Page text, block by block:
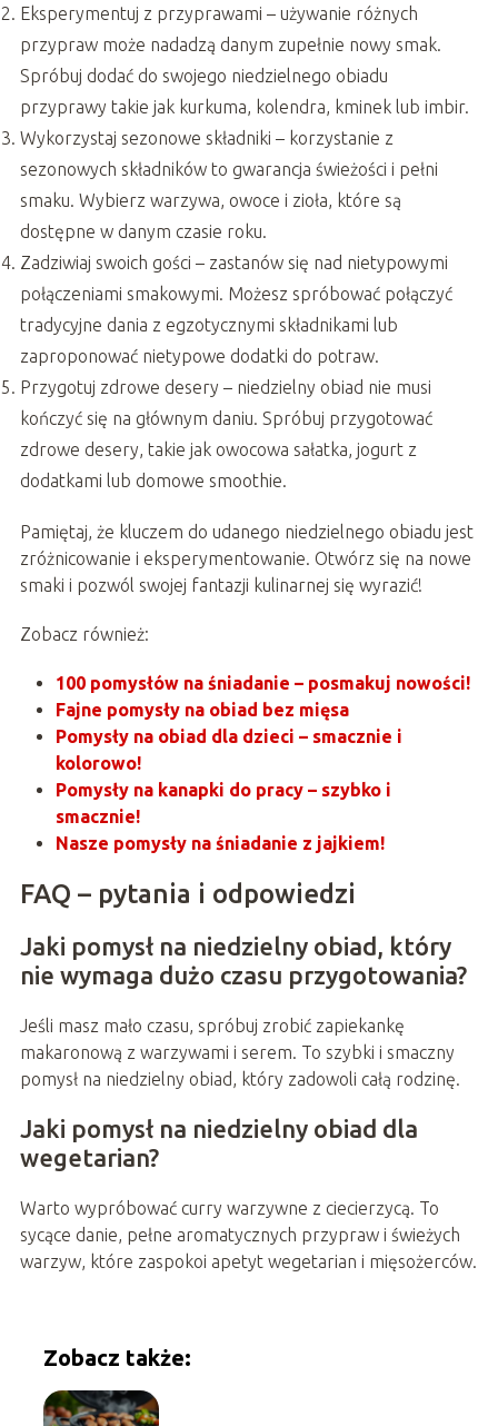
Eksperymentuj z przyprawami – używanie różnych
przypraw może nadadzą danym zupełnie nowy smak.
Spróbuj dodać do swojego niedzielnego obiadu
przyprawy takie jak kurkuma, kolendra, kminek lub imbir.
Wykorzystaj sezonowe składniki – korzystanie z
sezonowych składników to gwarancja świeżości i pełni
smaku. Wybierz warzywa, owoce i zioła, które są
dostępne w danym czasie roku.
Zadziwiaj swoich gości – zastanów się nad nietypowymi
połączeniami smakowymi. Możesz spróbować połączyć
tradycyjne dania z egzotycznymi składnikami lub
zaproponować nietypowe dodatki do potraw.
Przygotuj zdrowe desery – niedzielny obiad nie musi
kończyć się na głównym daniu. Spróbuj przygotować
zdrowe desery, takie jak owocowa sałatka, jogurt z
dodatkami lub domowe smoothie.
Pamiętaj, że kluczem do udanego niedzielnego obiadu jest
zróżnicowanie i eksperymentowanie. Otwórz się na nowe
smaki i pozwól swojej fantazji kulinarnej się wyrazić!
Zobacz również:
100 pomysłów na śniadanie – posmakuj nowości!
Fajne pomysły na obiad bez mięsa
Pomysły na obiad dla dzieci – smacznie i
kolorowo!
Pomysły na kanapki do pracy – szybko i
smacznie!
Nasze pomysły na śniadanie z jajkiem!
FAQ – pytania i odpowiedzi
Jaki pomysł na niedzielny obiad, który
nie wymaga dużo czasu przygotowania?
Jeśli masz mało czasu, spróbuj zrobić zapiekankę
makaronową z warzywami i serem. To szybki i smaczny
pomysł na niedzielny obiad, który zadowoli całą rodzinę.
Jaki pomysł na niedzielny obiad dla
wegetarian?
Warto wypróbować curry warzywne z ciecierzycą. To
sycące danie, pełne aromatycznych przypraw i świeżych
warzyw, które zaspokoi apetyt wegetarian i mięsożerców.
Zobacz także: